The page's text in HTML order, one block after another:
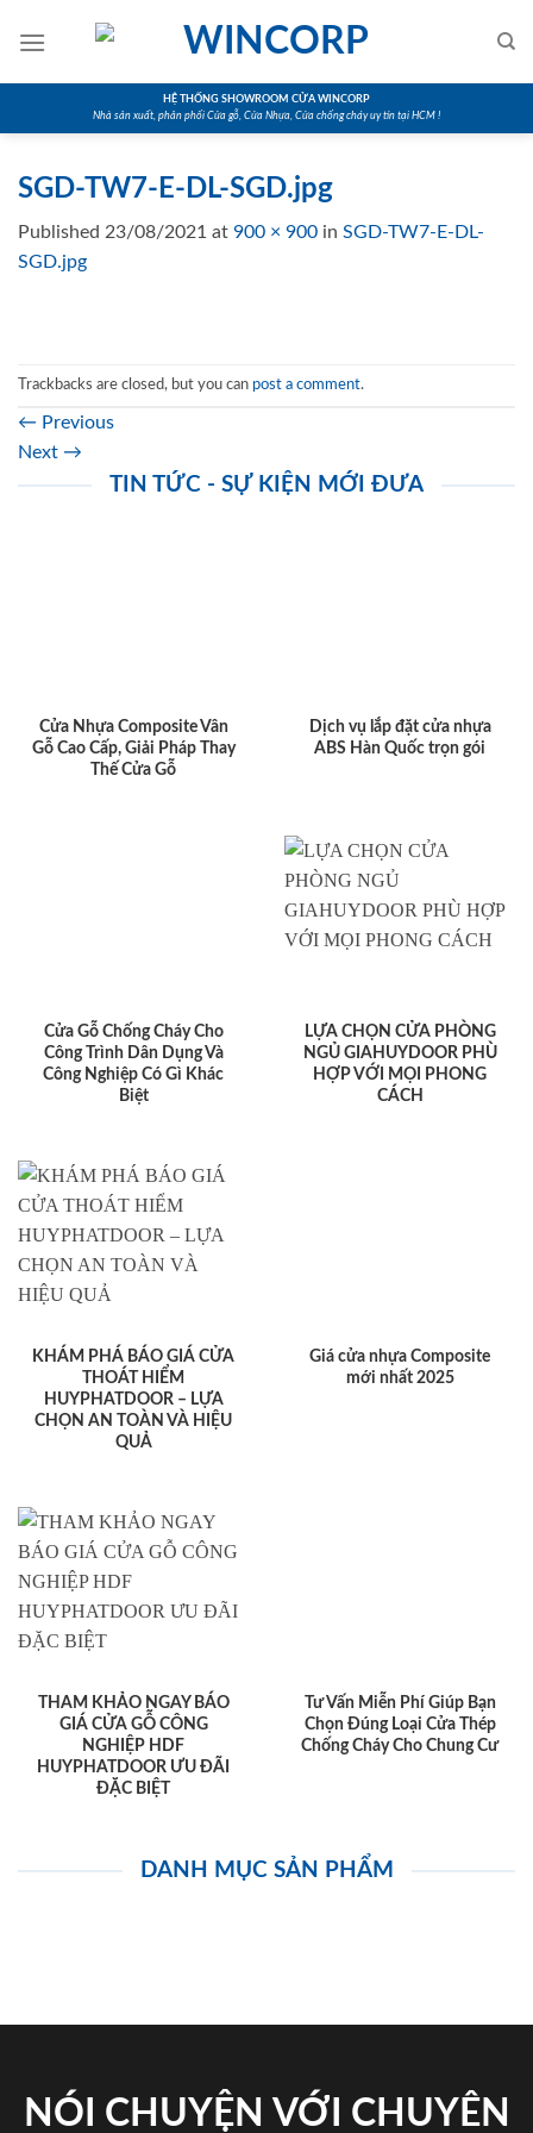
HỆ THỐNG SHOWROOM CỬA WINCORP
Nhà sản xuất, phân phối Cửa gỗ, Cửa Nhựa, Cửa chống cháy uy tín tại HCM !
SGD-TW7-E-DL-SGD.jpg
Published 23/08/2021 at 900 × 900 in SGD-TW7-E-DL-
SGD.jpg
Trackbacks are closed, but you can post a comment.
← Previous
Next →
TIN TỨC - SỰ KIỆN MỚI ĐƯA
Cửa Nhựa Composite Vân
Gỗ Cao Cấp, Giải Pháp Thay
Thế Cửa Gỗ
Dịch vụ lắp đặt cửa nhựa
ABS Hàn Quốc trọn gói
Cửa Gỗ Chống Cháy Cho
Công Trình Dân Dụng Và
Công Nghiệp Có Gì Khác
Biệt
LỰA CHỌN CỬA PHÒNG
NGỦ GIAHUYDOOR PHÙ
HỢP VỚI MỌI PHONG
CÁCH
KHÁM PHÁ BÁO GIÁ CỬA
THOÁT HIỂM
HUYPHATDOOR – LỰA
CHỌN AN TOÀN VÀ HIỆU
QUẢ
Giá cửa nhựa Composite
mới nhất 2025
THAM KHẢO NGAY BÁO
GIÁ CỬA GỖ CÔNG
NGHIỆP HDF
HUYPHATDOOR ƯU ĐÃI
ĐẶC BIỆT
Tư Vấn Miễn Phí Giúp Bạn
Chọn Đúng Loại Cửa Thép
Chống Cháy Cho Chung Cư
DANH MỤC SẢN PHẨM
NÓI CHUYỆN VỚI CHUYÊN